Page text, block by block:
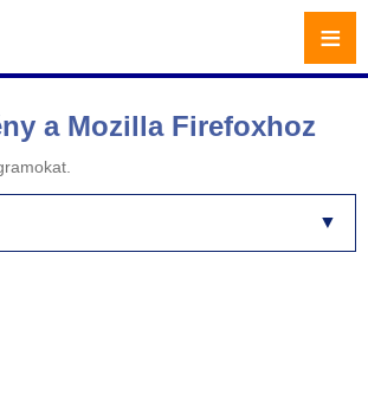
a Mozilla Firefoxhoz
▼
≡